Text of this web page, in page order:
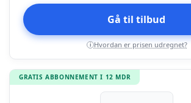
Gå til tilbud
i Hvordan er prisen udregnet?
GRATIS ABBONNEMENT I 12 MDR